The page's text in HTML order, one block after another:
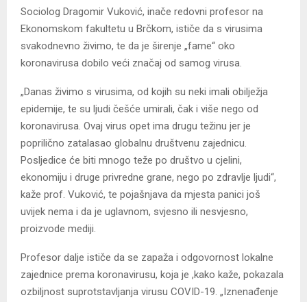
Sociolog Dragomir Vuković, inače redovni profesor na
Ekonomskom fakultetu u Brčkom, ističe da s virusima
svakodnevno živimo, te da je širenje „fame“ oko
koronavirusa dobilo veći značaj od samog virusa.
„Danas živimo s virusima, od kojih su neki imali obilježja
epidemije, te su ljudi češće umirali, čak i više nego od
koronavirusa. Ovaj virus opet ima drugu težinu jer je
poprilično zatalasao globalnu društvenu zajednicu.
Posljedice će biti mnogo teže po društvo u cjelini,
ekonomiju i druge privredne grane, nego po zdravlje ljudi“,
kaže prof. Vuković, te pojašnjava da mjesta panici još
uvijek nema i da je uglavnom, svjesno ili nesvjesno,
proizvode mediji.
Profesor dalje ističe da se zapaža i odgovornost lokalne
zajednice prema koronavirusu, koja je ,kako kaže, pokazala
ozbiljnost suprotstavljanja virusu COVID-19. „Iznenađenje